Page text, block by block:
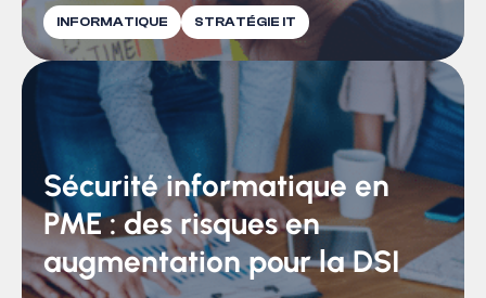
INFORMATIQUE STRATÉGIE IT
Sécurité informatique en
PME : des risques en
augmentation pour la DSI